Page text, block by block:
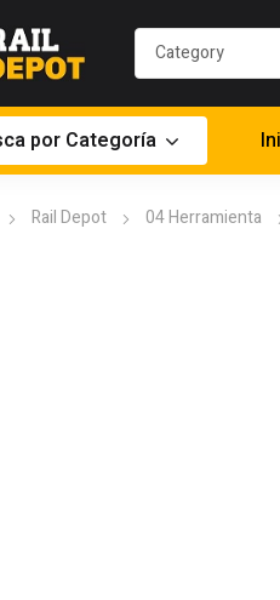
por Categoría
Rail Depot 04 Herramienta